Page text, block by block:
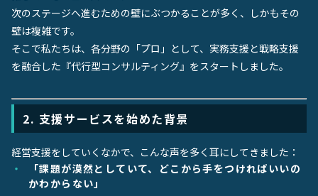
次のステージへ進むための壁にぶつかることが多く、しかもその
壁は複雑です。
そこで私たちは、各分野の「プロ」として、実務支援と戦略支援
を融合した『代行型コンサルティング』をスタートしました。
2. 支援サービスを始めた背景
経営支援をしていくなかで、こんな声を多く耳にしてきました：
「課題が漠然としていて、どこから手をつければいいの
かわからない」